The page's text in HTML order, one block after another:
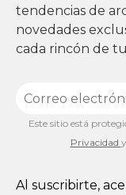
tendencias de
novedades
cada rincón de
Este sitio está
Privacidad
Al suscribirte,